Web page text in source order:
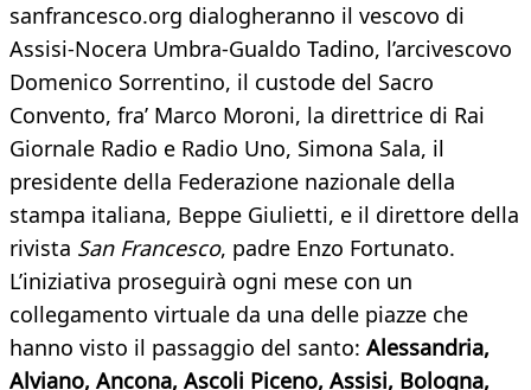
sanfrancesco.org dialogheranno il vescovo di
Assisi-Nocera Umbra-Gualdo Tadino, l’arcivescovo
Domenico Sorrentino, il custode del Sacro
Convento, fra’ Marco Moroni, la direttrice di Rai
Giornale Radio e Radio Uno, Simona Sala, il
presidente della Federazione nazionale della
stampa italiana, Beppe Giulietti, e il direttore della
rivista San Francesco, padre Enzo Fortunato.
L’iniziativa proseguirà ogni mese con un
collegamento virtuale da una delle piazze che
hanno visto il passaggio del santo: Alessandria,
Alviano, Ancona, Ascoli Piceno, Assisi, Bologna,